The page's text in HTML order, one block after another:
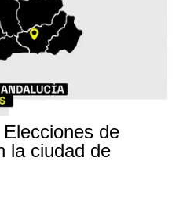
de
la ciudad de